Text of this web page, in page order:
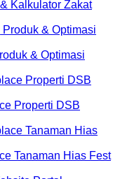
Kalkulator Zakat
& Optimasi
Properti DSB
Tanaman Hias Fest